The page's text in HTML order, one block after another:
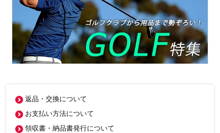
返品・交換について
お支払い方法について
領収書・納品書発行について